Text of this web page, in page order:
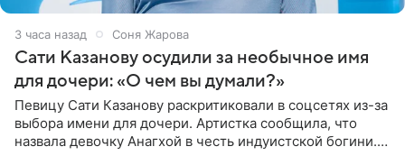
3 часа назад Соня Жарова
Сати Казанову осудили за необычное имя
для дочери: «О чем вы думали?»
Певицу Сати Казанову раскритиковали в соцсетях из-за
выбора имени для дочери. Артистка сообщила, что
назвала девочку Анагхой в честь индуистской богини.